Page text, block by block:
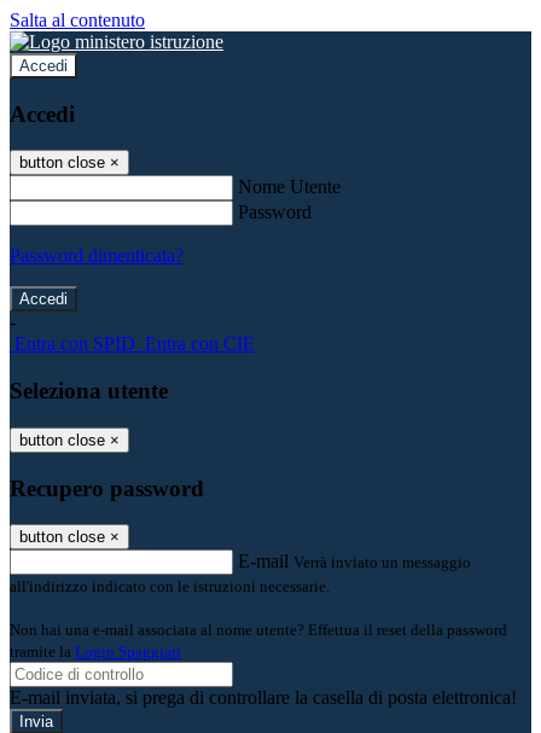
Salta al contenuto
Accedi
Accedi
button close ×
Nome Utente
Password
Password dimenticata?
-
Entra con SPID Entra con CIE
Seleziona utente
button close ×
Recupero password
button close ×
E-mail Verrà inviato un messaggio
all'indirizzo indicato con le istruzioni necessarie.
Non hai una e-mail associata al nome utente? Effettua il reset della password
tramite la Login Spaggiari
E-mail inviata, si prega di controllare la casella di posta elettronica!